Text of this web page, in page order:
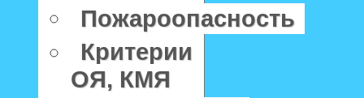
Пожароопасность
Критерии
ОЯ, КМЯ